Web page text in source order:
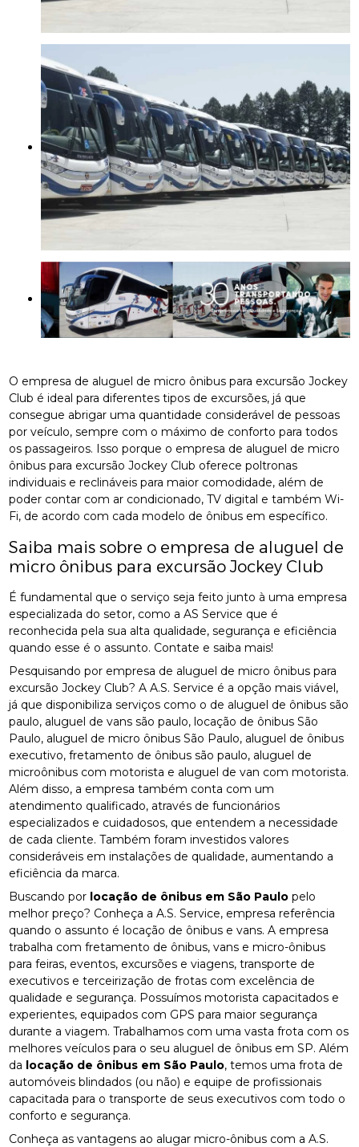
O empresa de aluguel de micro ônibus para excursão Jockey
Club é ideal para diferentes tipos de excursões, já que
consegue abrigar uma quantidade considerável de pessoas
por veículo, sempre com o máximo de conforto para todos
os passageiros. Isso porque o empresa de aluguel de micro
ônibus para excursão Jockey Club oferece poltronas
individuais e reclináveis para maior comodidade, além de
poder contar com ar condicionado, TV digital e também Wi-
Fi, de acordo com cada modelo de ônibus em específico.
Saiba mais sobre o empresa de aluguel de
micro ônibus para excursão Jockey Club
É fundamental que o serviço seja feito junto à uma empresa
especializada do setor, como a AS Service que é
reconhecida pela sua alta qualidade, segurança e eficiência
quando esse é o assunto. Contate e saiba mais!
Pesquisando por empresa de aluguel de micro ônibus para
excursão Jockey Club? A A.S. Service é a opção mais viável,
já que disponibiliza serviços como o de aluguel de ônibus são
paulo, aluguel de vans são paulo, locação de ônibus São
Paulo, aluguel de micro ônibus São Paulo, aluguel de ônibus
executivo, fretamento de ônibus são paulo, aluguel de
microônibus com motorista e aluguel de van com motorista.
Além disso, a empresa também conta com um
atendimento qualificado, através de funcionários
especializados e cuidadosos, que entendem a necessidade
de cada cliente. Também foram investidos valores
consideráveis em instalações de qualidade, aumentando a
eficiência da marca.
Buscando por locação de ônibus em São Paulo pelo
melhor preço? Conheça a A.S. Service, empresa referência
quando o assunto é locação de ônibus e vans. A empresa
trabalha com fretamento de ônibus, vans e micro-ônibus
para feiras, eventos, excursões e viagens, transporte de
executivos e terceirização de frotas com excelência de
qualidade e segurança. Possuímos motorista capacitados e
experientes, equipados com GPS para maior segurança
durante a viagem. Trabalhamos com uma vasta frota com os
melhores veículos para o seu aluguel de ônibus em SP. Além
da locação de ônibus em São Paulo, temos uma frota de
automóveis blindados (ou não) e equipe de profissionais
capacitada para o transporte de seus executivos com todo o
conforto e segurança.
Conheça as vantagens ao alugar micro-ônibus com a A.S.